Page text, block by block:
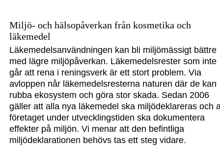
Miljö- och hälsopåverkan från kosmetika och
läkemedel
Läkemedelsanvändningen kan bli miljömässigt bättre
med lägre miljöpåverkan. Läkemedelsrester som inte
går att rena i reningsverk är ett stort problem. Via
avloppen når läkemedelsresterna naturen där de kan
rubba ekosystem och göra stor skada. Sedan 2006
gäller att alla nya läkemedel ska miljödeklareras och
företaget under utvecklingstiden ska dokumentera
effekter på miljön. Vi menar att den befintliga
miljödeklarationen behövs tas ett steg vidare.